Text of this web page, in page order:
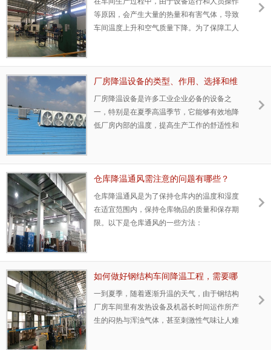
等原因，会产生大量的热量和有害气体，导致
车间温度上升和空气质量下降。为了保障工人
法。
厂房降温设备的类型、作用、选择和维
护介绍
厂房降温设备是许多工业企业必备的设备之
一，特别是在夏季高温季节，它能够有效地降
低厂房内部的温度，提高生产工作的舒适性和
的类型1、冷风机冷风机是目前比较常见的厂
房降温设备之一，其工作原理是通过循环制冷
剂将厂房内部的热空气通过蒸发冷却来达到降
温的效果。冷风机降温具有安装、维护简单方
便、造价相对较低等优点。2、空调设备空调
仓库降温通风需注意的问题有哪些？
仓库降温通风是为了保持仓库内的温度和湿度
在适宜范围内，保持仓库物品的质量和保存期
限。以下是仓库通风的一些方法：
如何做好钢结构车间降温工程，需要哪
些设备？
一到夏季，随着逐渐升温的天气，由于钢结构
厂房车间里有发热设备及机器长时间运作所产
生的闷热与浑浊气体，甚至刺激性气味让人难